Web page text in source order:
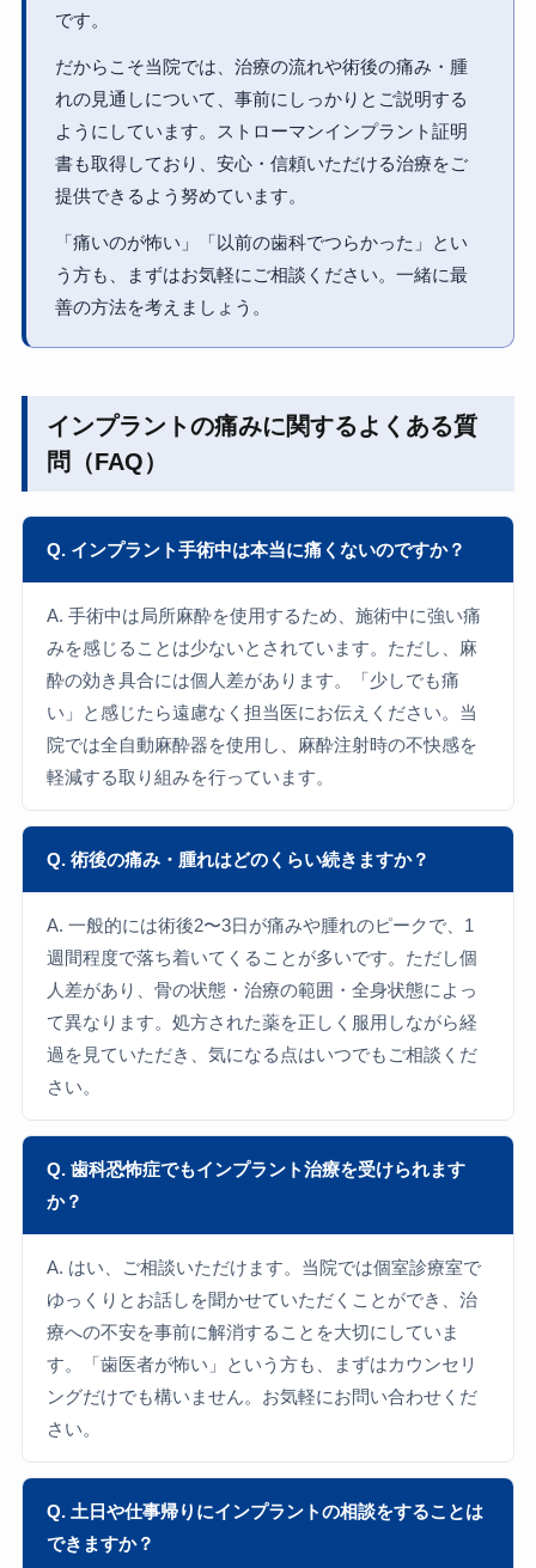
です。
だからこそ当院では、治療の流れや術後の痛み・腫
れの見通しについて、事前にしっかりとご説明する
ようにしています。ストローマンインプラント証明
書も取得しており、安心・信頼いただける治療をご
提供できるよう努めています。
「痛いのが怖い」「以前の歯科でつらかった」とい
う方も、まずはお気軽にご相談ください。一緒に最
善の方法を考えましょう。
インプラントの痛みに関するよくある質
問（FAQ）
Q. インプラント手術中は本当に痛くないのですか？
A. 手術中は局所麻酔を使用するため、施術中に強い痛
みを感じることは少ないとされています。ただし、麻
酔の効き具合には個人差があります。「少しでも痛
い」と感じたら遠慮なく担当医にお伝えください。当
院では全自動麻酔器を使用し、麻酔注射時の不快感を
軽減する取り組みを行っています。
Q. 術後の痛み・腫れはどのくらい続きますか？
A. 一般的には術後2〜3日が痛みや腫れのピークで、1
週間程度で落ち着いてくることが多いです。ただし個
人差があり、骨の状態・治療の範囲・全身状態によっ
て異なります。処方された薬を正しく服用しながら経
過を見ていただき、気になる点はいつでもご相談くだ
さい。
Q. 歯科恐怖症でもインプラント治療を受けられます
か？
A. はい、ご相談いただけます。当院では個室診療室で
ゆっくりとお話しを聞かせていただくことができ、治
療への不安を事前に解消することを大切にしていま
す。「歯医者が怖い」という方も、まずはカウンセリ
ングだけでも構いません。お気軽にお問い合わせくだ
さい。
Q. 土日や仕事帰りにインプラントの相談をすることは
できますか？